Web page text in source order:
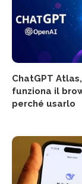
ChatGPT
funziona il
perché usarlo